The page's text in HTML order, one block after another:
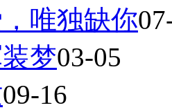
唯独缺你
梦03-05
09-16